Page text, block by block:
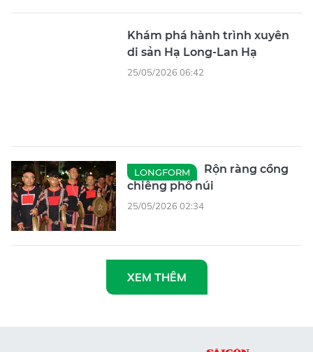
Khám phá hành trình xuyên
di sản Hạ Long-Lan Hạ
25/05/2026 06:42
LONGFORM
Rộn ràng cồng
chiêng phố núi
25/05/2026 02:34
XEM THÊM